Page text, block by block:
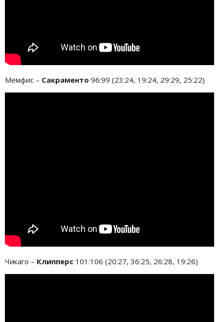
Мемфис – Сакраменто 96:99 (23:24, 19:24, 29:29, 25:22)
Чикаго – Клипперс 101:106 (20:27, 36:25, 26:28, 19:26)